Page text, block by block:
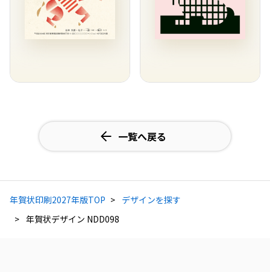
一覧へ戻る
年賀状印刷2027年版TOP
デザインを探す
年賀状デザイン NDD098